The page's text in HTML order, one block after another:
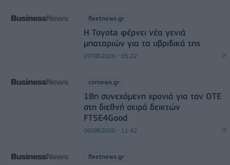
fleetnews.gr
Η Toyota φέρνει νέα γενιά
μπαταριών για τα υβριδικά της
07/08/2026 - 05:22
csrnews.gr
18η συνεχόμενη χρονιά για τον ΟΤΕ
στη διεθνή σειρά δεικτών
FTSE4Good
06/08/2026 - 11:42
fleetnews.gr